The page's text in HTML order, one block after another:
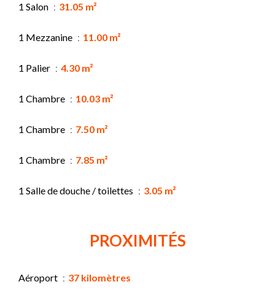
1 Salon 31.05 m²
1 Mezzanine 11.00 m²
1 Palier 4.30 m²
1 Chambre 10.03 m²
1 Chambre 7.50 m²
1 Chambre 7.85 m²
1 Salle de douche / toilettes 3.05 m²
PROXIMITÉS
Aéroport 37 kilomètres